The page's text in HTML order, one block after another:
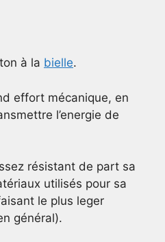
à la bielle.
effort mécanique, en
l’energie de
résistant de part sa
utilisés pour sa
le plus leger
général).